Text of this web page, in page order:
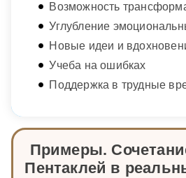
Возможность
Углубление
Новые идеи и
Учеба на ошибках
Поддержка в трудные
Примеры.
Пентаклей в